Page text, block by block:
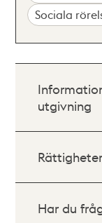
Sociala
utgivning
Rättigheter
Har du